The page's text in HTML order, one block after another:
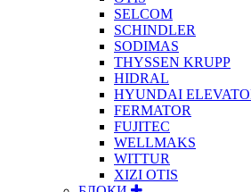
SELCOM
SCHINDLER
SODIMAS
THYSSEN KRUPP
HIDRAL
HYUNDAI
FERMATOR
FUJITEC
WELLMAKS
WITTUR
XIZI OTIS